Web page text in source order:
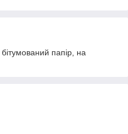
папір, на